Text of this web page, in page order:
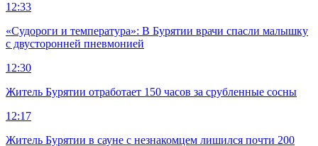
12:33
«Судороги и температура»: В Бурятии врачи спасли малышку
с двусторонней пневмонией
12:30
Житель Бурятии отработает 150 часов за срубленные сосны
12:17
Житель Бурятии в сауне с незнакомцем лишился почти 200